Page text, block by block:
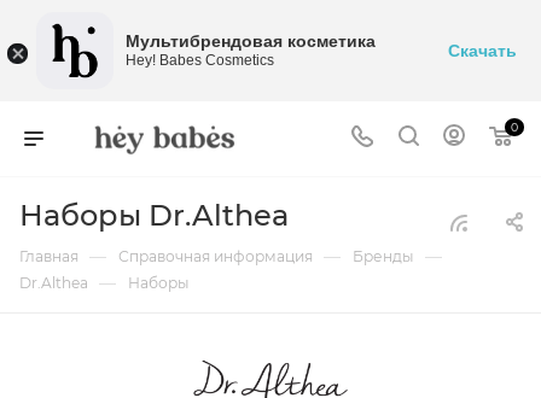
0
Наборы Dr.Althea
Главная — Справочная информация — Бренды —
Dr.Althea — Наборы
Мультибрендовая косметика
Hey! Babes Cosmetics Скачать